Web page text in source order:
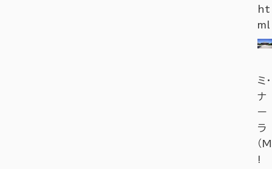
ht
ml
ミ・
ナ
ー
ラ
（M
!